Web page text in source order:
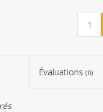
Évaluations(0)